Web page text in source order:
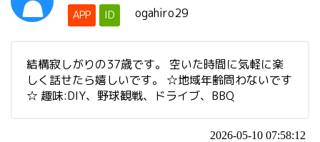
APP ID ogahiro29
結構寂しがりの37歳です。 空いた時間に気軽に楽
しく話せたら嬉しいです。 ☆地域年齢問わないです
☆ 趣味:DIY、野球観戦、ドライブ、BBQ
2026-05-10 07:58:12